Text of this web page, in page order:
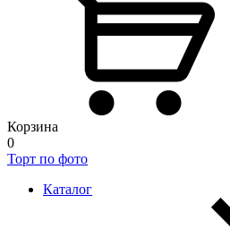
Корзина
0
Торт по фото
Каталог